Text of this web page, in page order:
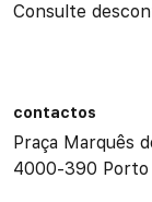
Consulte
contactos
Praça Marquês
4000-390 Porto